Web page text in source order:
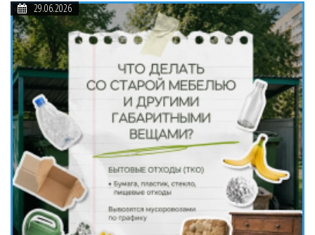
29.06.2026